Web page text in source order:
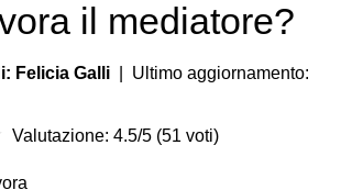
il mediatore?
Felicia Galli | Ultimo aggiornamento:
Valutazione: 4.5/5 (51 voti)